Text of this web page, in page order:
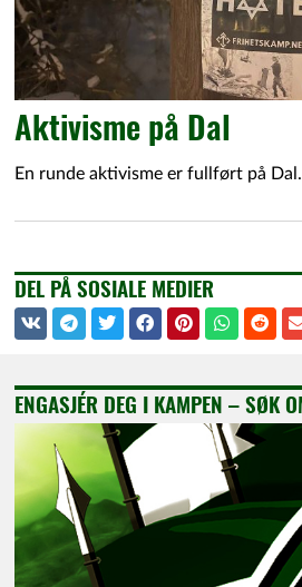
Aktivisme på Dal
En runde aktivisme er fullført på Dal.
DEL PÅ SOSIALE MEDIER
ENGASJÉR DEG I KAMPEN – SØK